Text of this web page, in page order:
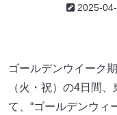
2025-
ゴールデンウイーク
（火・祝）の4日間
て、“ゴールデンウィ